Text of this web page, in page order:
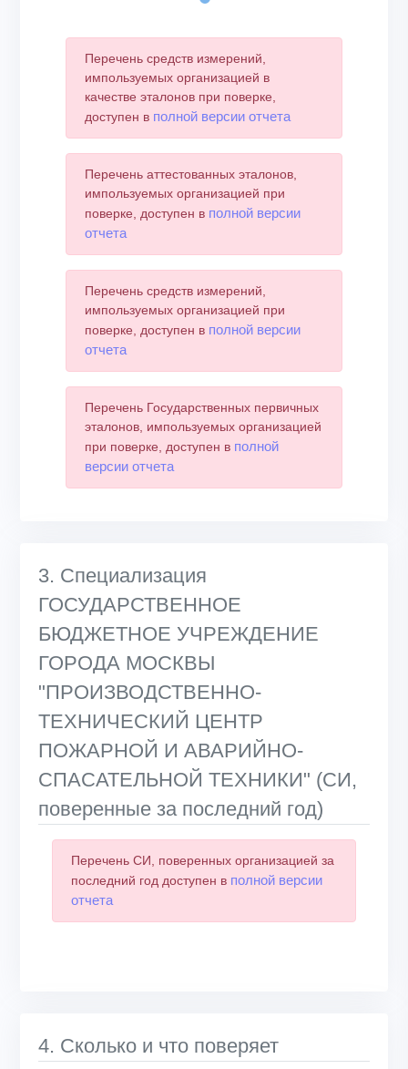
Перечень средств измерений,
импользуемых организацией в
качестве эталонов при поверке,
доступен в полной версии отчета
Перечень аттестованных эталонов,
импользуемых организацией при
поверке, доступен в полной версии
отчета
Перечень средств измерений,
импользуемых организацией при
поверке, доступен в полной версии
отчета
Перечень Государственных первичных
эталонов, импользуемых организацией
при поверке, доступен в полной
версии отчета
3. Специализация
ГОСУДАРСТВЕННОЕ
БЮДЖЕТНОЕ УЧРЕЖДЕНИЕ
ГОРОДА МОСКВЫ
"ПРОИЗВОДСТВЕННО-
ТЕХНИЧЕСКИЙ ЦЕНТР
ПОЖАРНОЙ И АВАРИЙНО-
СПАСАТЕЛЬНОЙ ТЕХНИКИ" (СИ,
поверенные за последний год)
Перечень СИ, поверенных организацией за
последний год доступен в полной версии
отчета
4. Сколько и что поверяет